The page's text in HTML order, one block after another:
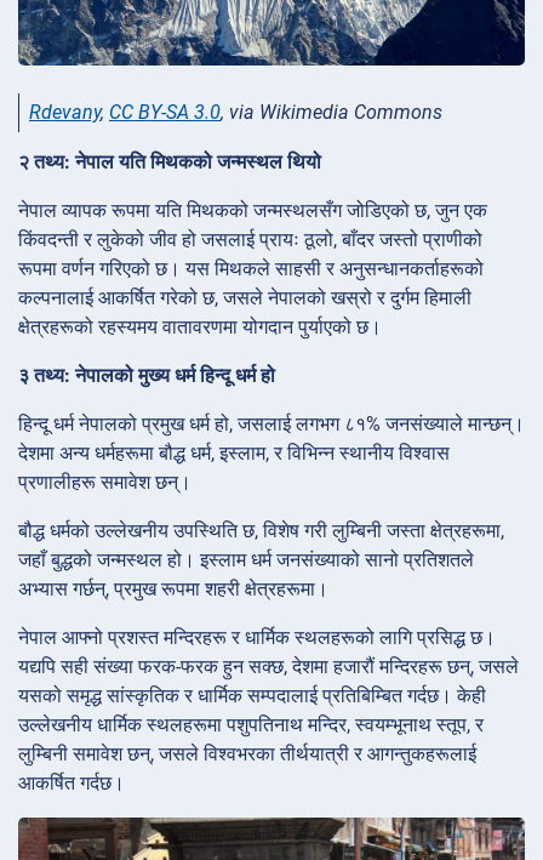
Rdevany, CC BY-SA 3.0, via Wikimedia Commons
२ तथ्य: नेपाल यति मिथकको जन्मस्थल थियो
नेपाल व्यापक रूपमा यति मिथकको जन्मस्थलसँग जोडिएको छ, जुन एक
किंवदन्ती र लुकेको जीव हो जसलाई प्रायः ठूलो, बाँदर जस्तो प्राणीको
रूपमा वर्णन गरिएको छ। यस मिथकले साहसी र अनुसन्धानकर्ताहरूको
कल्पनालाई आकर्षित गरेको छ, जसले नेपालको खस्रो र दुर्गम हिमाली
क्षेत्रहरूको रहस्यमय वातावरणमा योगदान पुर्याएको छ।
३ तथ्य: नेपालको मुख्य धर्म हिन्दू धर्म हो
हिन्दू धर्म नेपालको प्रमुख धर्म हो, जसलाई लगभग ८१% जनसंख्याले मान्छन्।
देशमा अन्य धर्महरूमा बौद्ध धर्म, इस्लाम, र विभिन्न स्थानीय विश्वास
प्रणालीहरू समावेश छन्।
बौद्ध धर्मको उल्लेखनीय उपस्थिति छ, विशेष गरी लुम्बिनी जस्ता क्षेत्रहरूमा,
जहाँ बुद्धको जन्मस्थल हो। इस्लाम धर्म जनसंख्याको सानो प्रतिशतले
अभ्यास गर्छन्, प्रमुख रूपमा शहरी क्षेत्रहरूमा।
नेपाल आफ्नो प्रशस्त मन्दिरहरू र धार्मिक स्थलहरूको लागि प्रसिद्ध छ।
यद्यपि सही संख्या फरक-फरक हुन सक्छ, देशमा हजारौं मन्दिरहरू छन्, जसले
यसको समृद्ध सांस्कृतिक र धार्मिक सम्पदालाई प्रतिबिम्बित गर्दछ। केही
उल्लेखनीय धार्मिक स्थलहरूमा पशुपतिनाथ मन्दिर, स्वयम्भूनाथ स्तूप, र
लुम्बिनी समावेश छन्, जसले विश्वभरका तीर्थयात्री र आगन्तुकहरूलाई
आकर्षित गर्दछ।